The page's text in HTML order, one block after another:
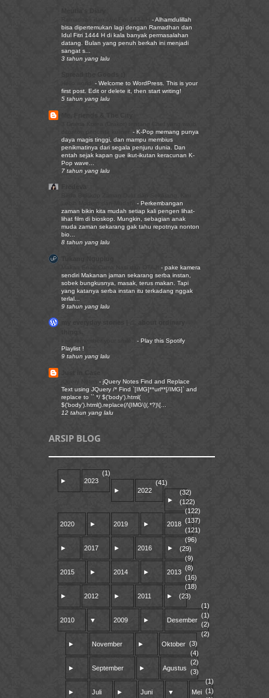
-Alhamdulillah
bisa dipertemukan lagi dengan Ramadhan dan
Idul Fitri 1444 H di kala banyak permasalahan
datang. Bulan yang penuh berkah ini menjadi
sangat s...
3 tahun yang lalu
- Welcome to WordPress. This is your
first post. Edit or delete it, then start writing!
5 tahun yang lalu
- K-Pop memang punya
daya magis tinggi, dan mampu membius
penikmatinya dari segala penjuru dunia. Dan
entah sejak kapan gue ikut-ikutan keracunan K-
Pop wave...
7 tahun yang lalu
- Perkembangan
zaman bikin kita mudah setiap kali pengen lihat-
lihat film di bioskop. Mungkin, sebagian anak
muda zaman sekarang gak tahu repotnya nonton
bio...
8 tahun yang lalu
- pake kamera
sendiri Makanan jaman sekarang serba instan,
sobek bungkusnya, masak, terus makan. Tapi
yang katanya serba instan itu terkadang nggak
terlal...
9 tahun yang lalu
- Play this Spotify
Playlist !
9 tahun yang lalu
- jQuery Notes Find and Replace
Text using JQuery /* Find `[IMG]**url**[/IMG]` and
replace to `` */ $('body').html(
$('body').html().replace(/\[IMG\](.*?)\[...
12 tahun yang lalu
ARSIP BLOG
► 2023
(1)
► 2022
(41)
►
2020
(32)
► 2019
(122)
► 2018
(122)
► 2017
(137)
► 2016
(121)
►
2015
(96)
► 2014
(29)
► 2013
(9)
► 2012
(8)
► 2011
(16)
►
2010
(18)
▼ 2009
(23)
► Desember
(1)
► November
(1)
► Oktober
(2)
► September
(2)
► Agustus
(3)
► Juli
(4)
► Juni
(2)
▼ Mei
(3)
(1)
(1)